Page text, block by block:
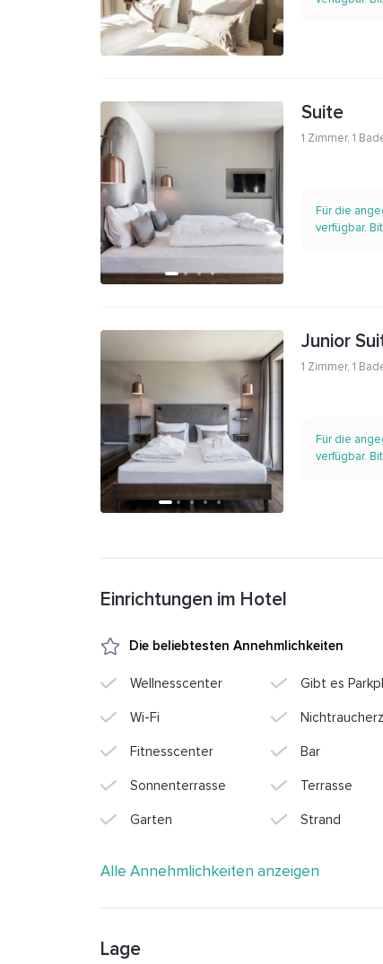
Suite
1 Zimmer, 1
Für die
verfügbar.
Junior
1 Zimmer, 1
Für die
verfügbar.
Einrichtungen im Hotel
Die beliebtesten Annehmlichkeiten
Wellnesscenter Gibt es
Wi-Fi
Fitnesscenter Bar
Sonnenterrasse Terrasse
Garten Strand
Alle Annehmlichkeiten anzeigen
Lage